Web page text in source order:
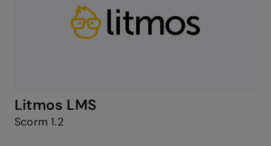
Litmos LMS
Scorm 1.2